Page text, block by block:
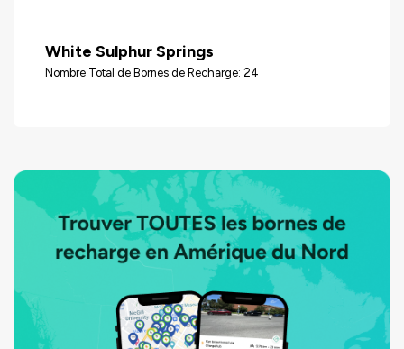
White Sulphur Springs
Nombre Total de Bornes de Recharge: 24